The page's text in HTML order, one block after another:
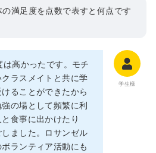
満足度を点数で表すと何点です
学生様
高かったです。モチ
ラスメイトと共に学
ることができたから
の場として頻繁に利
食事に出かけたり
ました。ロサンゼル
ランティア活動にも